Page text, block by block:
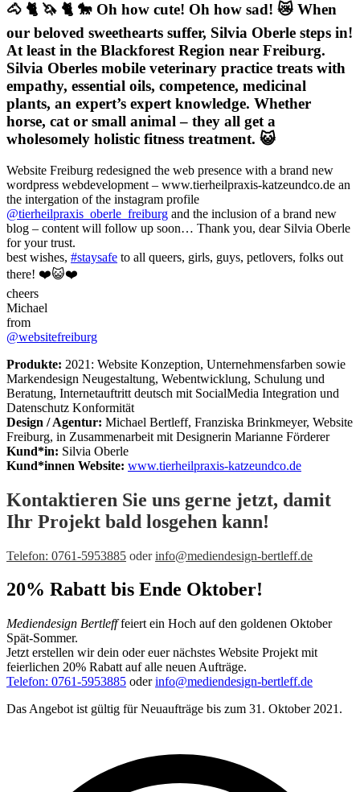
🐴 🐈 🦄 🐈 🐎 Oh how cute! Oh how sad! 😿 When
our beloved sweethearts suffer, Silvia Oberle steps in!
At least in the Blackforest Region near Freiburg.
Silvia Oberles mobile veterinary practice treats with
empathy, essential oils, competence, medicinal
plants, an expert’s expert knowledge. Whether
horse, cat or small animal – they all get a
wholesomely holistic fitness treatment. 😺
Website Freiburg redesigned the web presence with a brand new
wordpress webdevelopment – www.tierheilpraxis-katzeundco.de an
the intergation of the instagram profile
@tierheilpraxis_oberle_freiburg and the inclusion of a brand new
blog – content will follow up soon… Thank you, dear Silvia Oberle
for your trust.
best wishes, #staysafe to all queers, girls, guys, petlovers, folks out
there! ❤️😺❤️
cheers
Michael
from
@websitefreiburg
Produkte: 2021: Website Konzeption, Unternehmensfarben sowie
Markendesign Neugestaltung, Webentwicklung, Schulung und
Beratung, Internetauftritt deutsch mit SocialMedia Integration und
Datenschutz Konformität
Design / Agentur: Michael Bertleff, Franziska Brinkmeyer, Website
Freiburg, in Zusammenarbeit mit Designerin Marianne Förderer
Kund*in: Silvia Oberle
Kund*innen Website: www.tierheilpraxis-katzeundco.de
Kontaktieren Sie uns gerne jetzt, damit
Ihr Projekt bald losgehen kann!
Telefon: 0761-5953885 oderinfo@mediendesign-bertleff.de
20% Rabatt bis Ende Oktober!
Mediendesign Bertlefffeiert ein Hoch auf den goldenen Oktober
Spät-Sommer.
Jetzt erstellen wir dein oder euer nächstes Website Projekt mit
feierlichen 20% Rabatt auf alle neuen Aufträge.
Telefon: 0761-5953885 oderinfo@mediendesign-bertleff.de
Das Angebot ist gültig für Neuaufträge bis zum 31. Oktober 2021.